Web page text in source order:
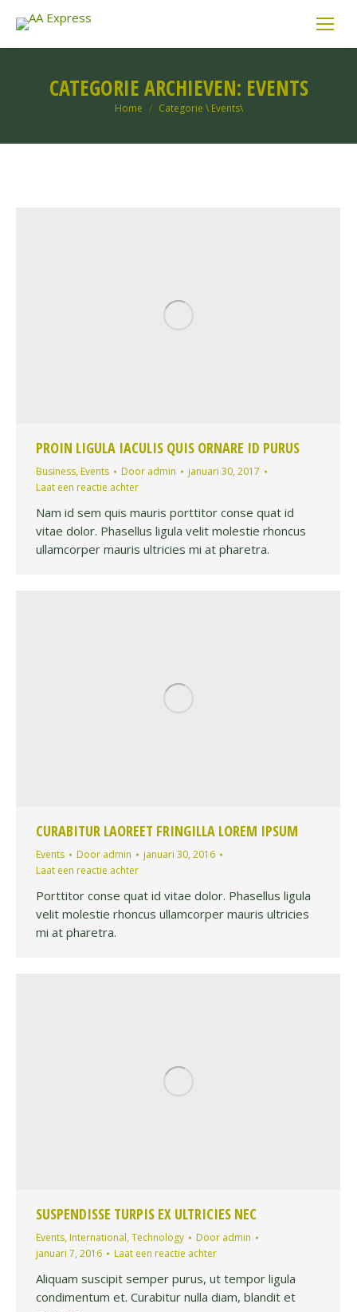
CATEGORIE ARCHIEVEN: EVENTS
Je bent hier:
Home Categorie \ Events\
PROIN LIGULA IACULIS QUIS ORNARE ID PURUS
Business, Events Door admin
januari 30, 2017
Laat een reactie achter
Nam id sem quis mauris porttitor conse quat id
vitae dolor. Phasellus ligula velit molestie rhoncus
ullamcorper mauris ultricies mi at pharetra.
CURABITUR LAOREET FRINGILLA LOREM IPSUM
Events Door admin
januari 30, 2016
Laat een reactie achter
Porttitor conse quat id vitae dolor. Phasellus ligula
velit molestie rhoncus ullamcorper mauris ultricies
mi at pharetra.
SUSPENDISSE TURPIS EX ULTRICIES NEC
Events, International,Technology Door admin
januari 7, 2016
Laat een reactie achter
Aliquam suscipit semper purus, ut tempor ligula
condimentum et. Curabitur nulla diam, blandit et